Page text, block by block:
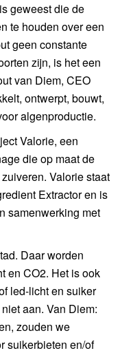
geweest die de
te houden over een
geen constante
zijn, is het een
van Diem, CEO
ontwerpt, bouwt,
algenproductie.
Valorie, een
die op maat de
Valorie staat
Extractor en is
samenwerking met
Daar worden
en CO2. Het is ook
led-licht en suiker
aan. Van Diem:
zouden we
suikerbieten en/of